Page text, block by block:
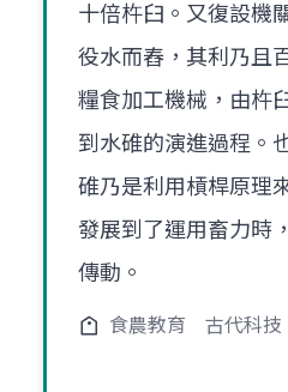
十倍杵臼。又復設機
役水而舂，其利乃且
糧食加工機械，由杵
到水碓的演進過程。
碓乃是利用槓桿原理
發展到了運用畜力時
傳動。
食農教育 古代科技